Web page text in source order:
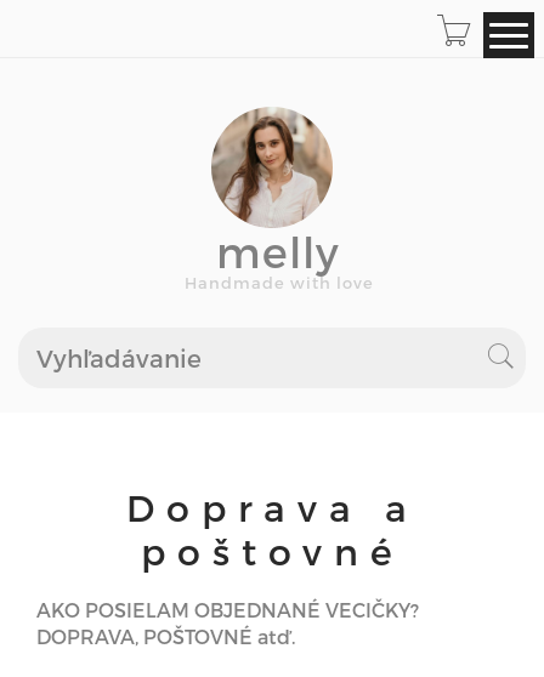
melly
Handmade with love
Doprava a
poštovné
AKO POSIELAM OBJEDNANÉ VECIČKY?
DOPRAVA, POŠTOVNÉ atď.